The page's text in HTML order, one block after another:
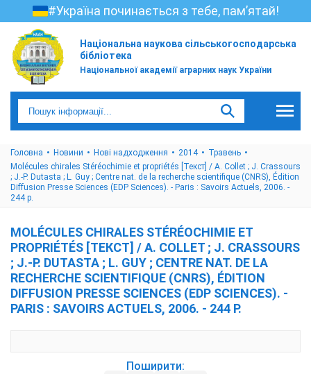
#Україна починається з тебе, пам’ятай!
Національна наукова сільськогосподарська
бібліотека
Національної академії аграрних наук України
Головна Новини Нові надходження 2014
Травень
Molécules chirales Stéréochimie et propriétés [Текст] / A. Collet ; J. Crassours
; J.-P. Dutasta ; L. Guy ; Centre nat. de la recherche scientifique (CNRS), Édition
Diffusion Presse Sciences (EDP Sciences). - Paris : Savoirs Actuels, 2006. -
244 p.
MOLÉCULES CHIRALES STÉRÉOCHIMIE ET
PROPRIÉTÉS [ТЕКСТ] / A. COLLET ; J. CRASSOURS
; J.-P. DUTASTA ; L. GUY ; CENTRE NAT. DE LA
RECHERCHE SCIENTIFIQUE (CNRS), ÉDITION
DIFFUSION PRESSE SCIENCES (EDP SCIENCES). -
PARIS : SAVOIRS ACTUELS, 2006. - 244 P.
Поширити: